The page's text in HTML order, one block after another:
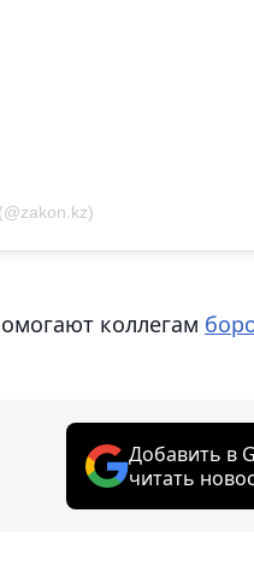
коллегам
Добавить в
читать